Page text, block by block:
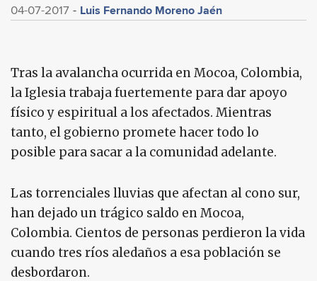
04-07-2017 Luis Fernando Moreno Jaén
Tras la avalancha ocurrida en Mocoa, Colombia,
la Iglesia trabaja fuertemente para dar apoyo
físico y espiritual a los afectados. Mientras
tanto, el gobierno promete hacer todo lo
posible para sacar a la comunidad adelante.
Las torrenciales lluvias que afectan al cono sur,
han dejado un trágico saldo en Mocoa,
Colombia. Cientos de personas perdieron la vida
cuando tres ríos aledaños a esa población se
desbordaron.